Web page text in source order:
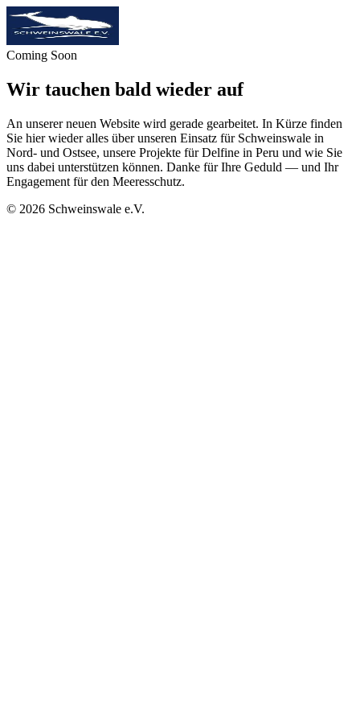
Coming Soon
Wir tauchen bald wieder auf
An unserer neuen Website wird gerade gearbeitet. In Kürze finden
Sie hier wieder alles über unseren Einsatz für Schweinswale in
Nord- und Ostsee, unsere Projekte für Delfine in Peru und wie Sie
uns dabei unterstützen können. Danke für Ihre Geduld — und Ihr
Engagement für den Meeresschutz.
© 2026 Schweinswale e.V.